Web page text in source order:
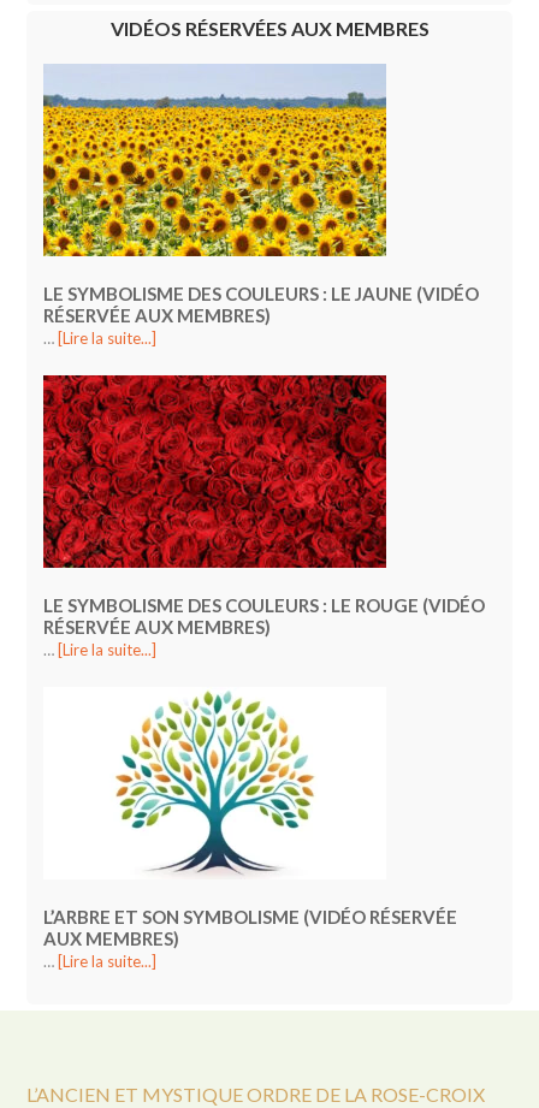
VIDÉOS RÉSERVÉES AUX MEMBRES
LE SYMBOLISME DES COULEURS : LE JAUNE (VIDÉO
RÉSERVÉE AUX MEMBRES)
… [Lire la suite...]
LE SYMBOLISME DES COULEURS : LE ROUGE (VIDÉO
RÉSERVÉE AUX MEMBRES)
… [Lire la suite...]
L’ARBRE ET SON SYMBOLISME (VIDÉO RÉSERVÉE
AUX MEMBRES)
… [Lire la suite...]
L’ANCIEN ET MYSTIQUE ORDRE DE LA ROSE-CROIX